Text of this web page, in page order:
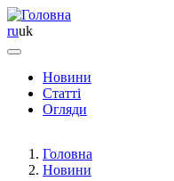
ruuk
Основная
навигация
Новини
Статті
Огляди
Головна
Новини